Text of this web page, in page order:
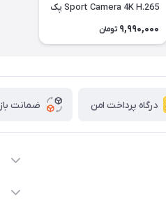
Sport Camera 4K H.265 پک
9,990,000 تومان
درگاه پرداخت امن ضمانت